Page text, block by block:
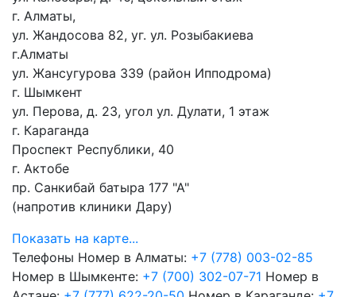
г. Алматы,
ул. Жандосова 82, уг. ул. Розыбакиева
г.Алматы
ул. Жансугурова 339 (район Ипподрома)
г. Шымкент
ул. Перова, д. 23, угол ул. Дулати, 1 этаж
г. Караганда
Проспект Республики, 40
г. Актобе
пр. Санкибай батыра 177 "А"
(напротив клиники Дару)
Показать на карте...
Телефоны Номер в Алматы: +7 (778) 003-02-85
Номер в Шымкенте: +7 (700) 302-07-71 Номер в